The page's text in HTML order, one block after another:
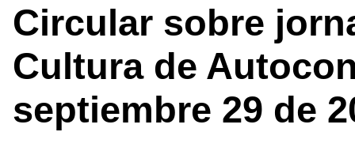
Circular sobre
Cultura de
septiembre 29 de